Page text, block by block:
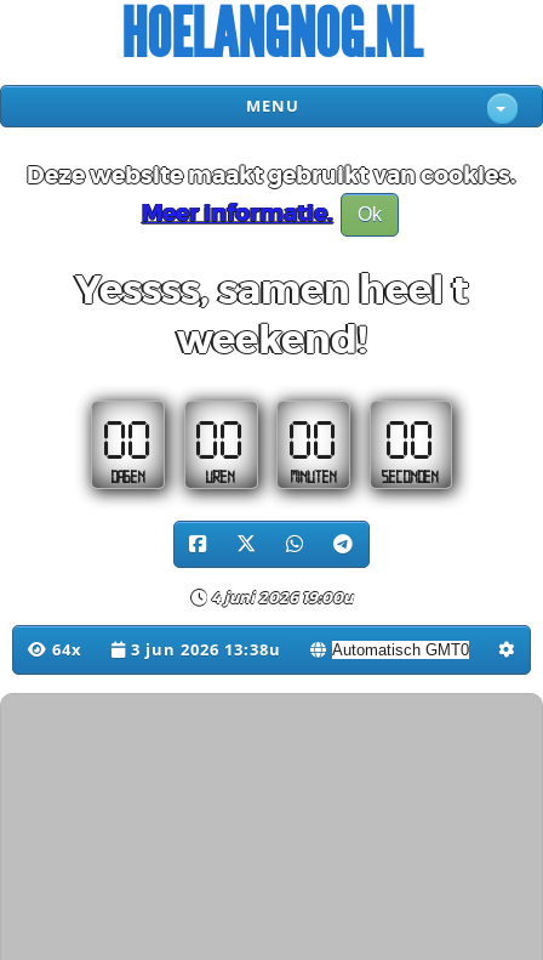
HOELANGNOG.NL
MENU
Deze website maakt gebruikt van cookies.
Meer informatie.
Ok
Yessss, samen heel t
weekend!
00
DAGEN
00
UREN
00
MINUTEN
00
SECONDEN
4 juni 2026 19:00u
64x 3 jun 2026 13:38u